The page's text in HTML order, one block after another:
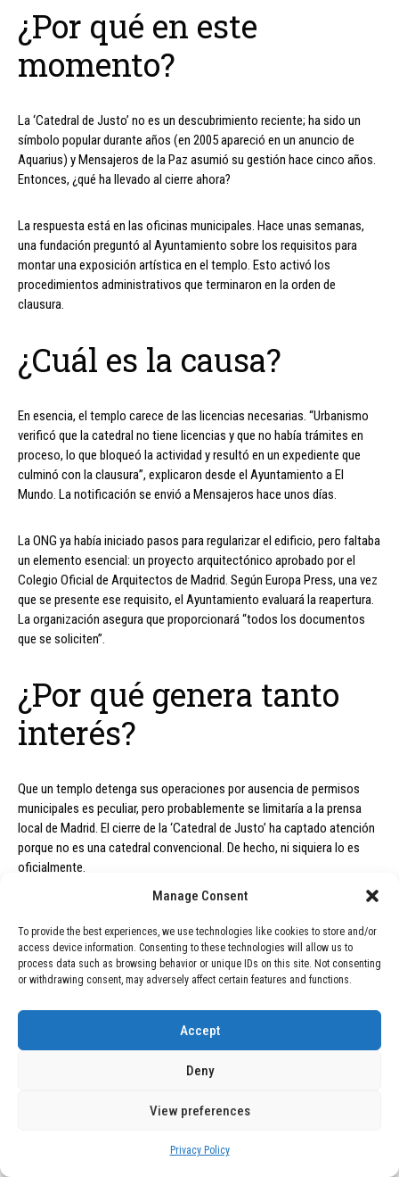
Manage Consent
To provide the best experiences, we use technologies like cookies to store and/or
access device information. Consenting to these technologies will allow us to
process data such as browsing behavior or unique IDs on this site. Not consenting
or withdrawing consent, may adversely affect certain features and functions.
Accept
Deny
View preferences
Privacy Policy
¿Por qué en este
momento?
La ‘Catedral de Justo’ no es un descubrimiento reciente; ha sido un
símbolo popular durante años (en 2005 apareció en un anuncio de
Aquarius) y Mensajeros de la Paz asumió su gestión hace cinco años.
Entonces, ¿qué ha llevado al cierre ahora?
La respuesta está en las oficinas municipales. Hace unas semanas,
una fundación preguntó al Ayuntamiento sobre los requisitos para
montar una exposición artística en el templo. Esto activó los
procedimientos administrativos que terminaron en la orden de
clausura.
¿Cuál es la causa?
En esencia, el templo carece de las licencias necesarias. “Urbanismo
verificó que la catedral no tiene licencias y que no había trámites en
proceso, lo que bloqueó la actividad y resultó en un expediente que
culminó con la clausura”, explicaron desde el Ayuntamiento a El
Mundo. La notificación se envió a Mensajeros hace unos días.
La ONG ya había iniciado pasos para regularizar el edificio, pero faltaba
un elemento esencial: un proyecto arquitectónico aprobado por el
Colegio Oficial de Arquitectos de Madrid. Según Europa Press, una vez
que se presente ese requisito, el Ayuntamiento evaluará la reapertura.
La organización asegura que proporcionará “todos los documentos
que se soliciten”.
¿Por qué genera tanto
interés?
Que un templo detenga sus operaciones por ausencia de permisos
municipales es peculiar, pero probablemente se limitaría a la prensa
local de Madrid. El cierre de la ‘Catedral de Justo’ ha captado atención
porque no es una catedral convencional. De hecho, ni siquiera lo es
oficialmente.
“centro social” sin reconocimiento oficial de la Iglesia católica como
catedral. Tampoco ha sido consagrado como templo.
espirituales”, detalló Mensajeros de la Paz en ese momento. Esta
explicación surgió tras una controversia por la instalación de una
fundada por el conocido Padre Ángel, precisó que se trata de un